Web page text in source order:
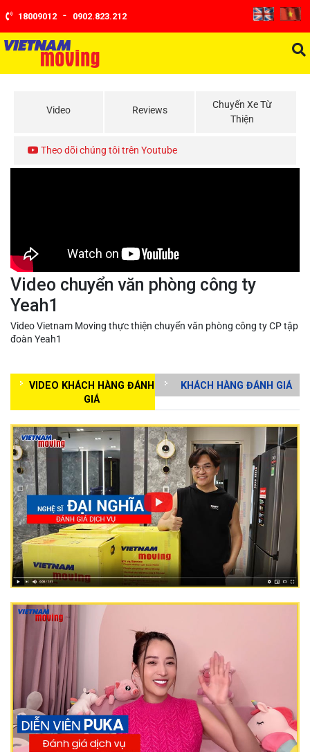
18009012 - 0902.823.212
Video Reviews
Chuyến Xe Từ
Thiện
Theo dõi chúng tôi trên Youtube
Video chuyển văn phòng công ty
Yeah1
Video Vietnam Moving thực thiện chuyển văn phòng công ty CP tập
đoàn Yeah1
VIDEO KHÁCH HÀNG ĐÁNH
GIÁ
KHÁCH HÀNG ĐÁNH GIÁ